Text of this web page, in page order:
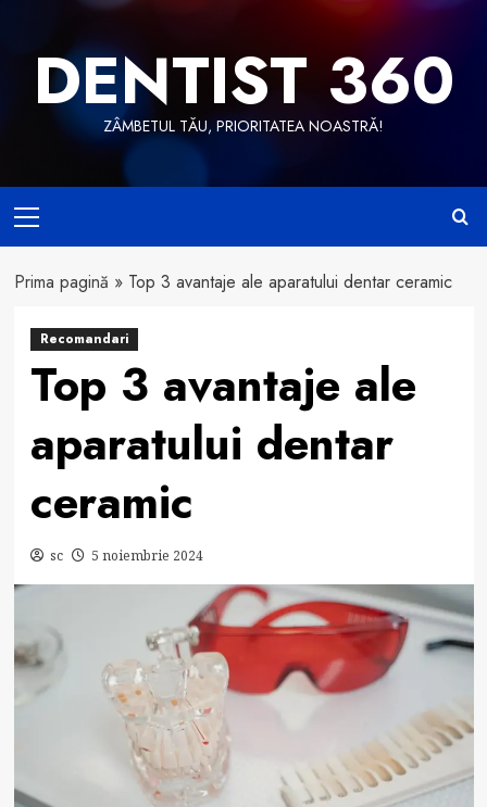
contentDENTIST 360
ZÂMBETUL TĂU, PRIORITATEA NOASTRĂ!
Menu
Prima pagină » Top 3 avantaje ale aparatului dentar ceramic
Recomandari
Top 3 avantaje ale
aparatului dentar
ceramic
sc 5 noiembrie 2024